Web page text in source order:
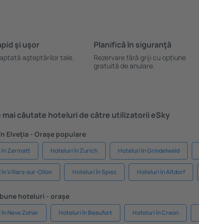
şi uşor
aşteptărilor tale.
Planifică ȋn siguranţă
Rezervare fără griji cu opțiune
gratuită de anulare.
mai căutate hoteluri de către utilizatorii eSky
Elveţia - Orașe populare
în Zermatt Hoteluri în Zurich Hoteluri în Grindelwald
Villars-sur-Ollon Hoteluri în Spiez Hoteluri în Altdorf
hoteluri - orașe
Neve Zohar Hoteluri în Beaufort Hoteluri în Creon